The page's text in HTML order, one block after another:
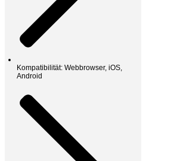
Kompatibilität: Webbrowser, iOS,
Android